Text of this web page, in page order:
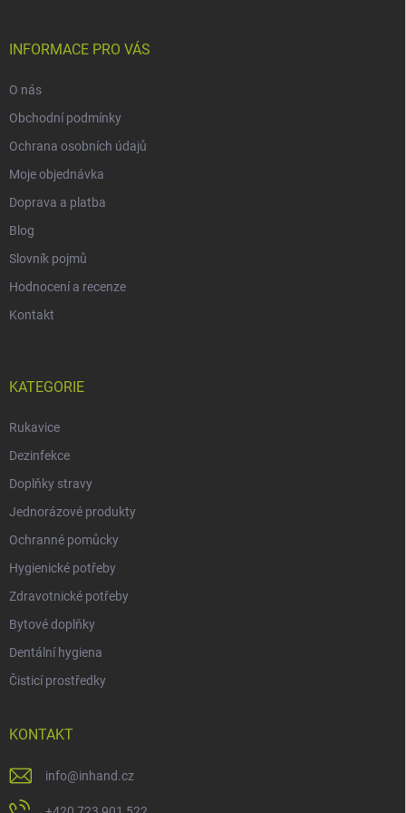
INFORMACE PRO VÁS
O nás
Obchodní podmínky
Ochrana osobních údajů
Moje objednávka
Doprava a platba
Blog
Slovník pojmů
Hodnocení a recenze
Kontakt
KATEGORIE
Rukavice
Dezinfekce
Doplňky stravy
Jednorázové produkty
Ochranné pomůcky
Hygienické potřeby
Zdravotnické potřeby
Bytové doplňky
Dentální hygiena
Čisticí prostředky
KONTAKT
info@inhand.cz